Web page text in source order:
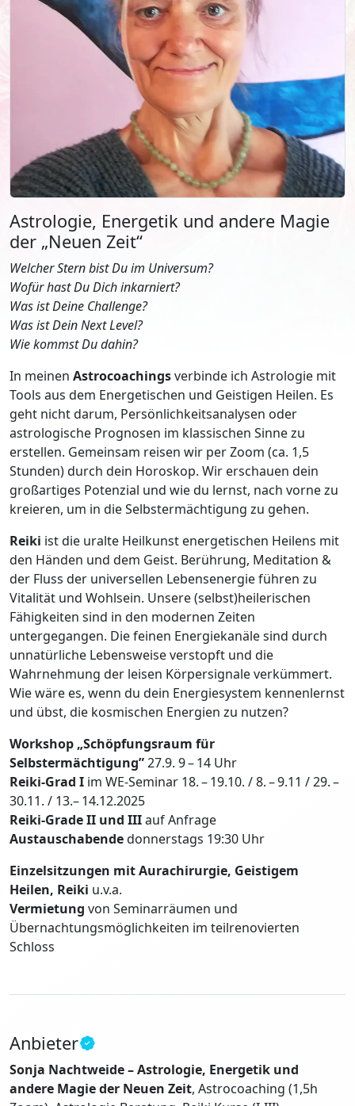
Astrologie, Energetik und andere Magie
der „Neuen Zeit“
Welcher Stern bist Du im Universum?
Wofür hast Du Dich inkarniert?
Was ist Deine Challenge?
Was ist Dein Next Level?
Wie kommst Du dahin?
In meinen Astrocoachingsverbinde ich Astrologie mit
Tools aus dem Energetischen und Geistigen Heilen. Es
geht nicht darum, Persönlichkeitsanalysen oder
astrologische Prognosen im klassischen Sinne zu
erstellen. Gemeinsam reisen wir per Zoom (ca. 1,5
Stunden) durch dein Horoskop. Wir erschauen dein
großartiges Potenzial und wie du lernst, nach vorne zu
kreieren, um in die Selbstermächtigung zu gehen.
Reiki ist die uralte Heilkunst energetischen Heilens mit
den Händen und dem Geist. Berührung, Meditation &
der Fluss der universellen Lebensenergie führen zu
Vitalität und Wohlsein. Unsere (selbst)heilerischen
Fähigkeiten sind in den modernen Zeiten
untergegangen. Die feinen Energiekanäle sind durch
unnatürliche Lebensweise verstopft und die
Wahrnehmung der leisen Körpersignale verkümmert.
Wie wäre es, wenn du dein Energiesystem kennenlernst
und übst, die kosmischen Energien zu nutzen?
Workshop „Schöpfungsraum für
Selbstermächtigung”27.9. 9 – 14 Uhr
Reiki-Grad I im WE-Seminar 18. – 19.10. / 8. – 9.11 / 29. –
30.11. / 13.– 14.12.2025
Reiki-Grade II und IIIauf Anfrage
Austauschabendedonnerstags 19:30 Uhr
Einzelsitzungen mit Aurachirurgie, Geistigem
Heilen, Reiki u.v.a.
Vermietung von Seminarräumen und
Übernachtungsmöglichkeiten im teilrenovierten
Schloss
Anbieter
Sonja Nachtweide – Astrologie, Energetik und
andere Magie der Neuen Zeit, Astrocoaching (1,5h